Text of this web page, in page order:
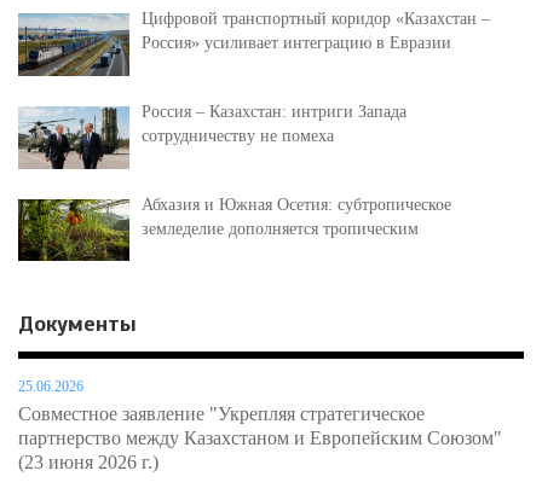
Цифровой транспортный коридор «Казахстан –
Россия» усиливает интеграцию в Евразии
Россия – Казахстан: интриги Запада
сотрудничеству не помеха
Абхазия и Южная Осетия: субтропическое
земледелие дополняется тропическим
Документы
25.06.2026
Совместное заявление "Укрепляя стратегическое
партнерство между Казахстаном и Европейским Союзом"
(23 июня 2026 г.)